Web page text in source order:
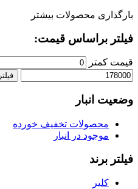
بارگذاری محصولات بیشتر
فیلتر براساس قیمت:
قیمت کمتر
فیلتر
وضعیت انبار
محصولات تخفیف خورده
موجود در انبار
فیلتر برند
کلیر